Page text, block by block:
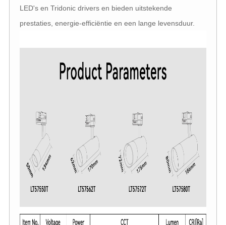
LED's en Tridonic drivers en bieden uitstekende
prestaties, energie-efficiëntie en een lange levensduur.